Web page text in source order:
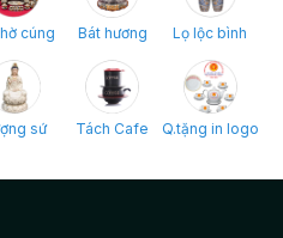
cúng Bát hương Lọ lộc bình
sứ Tách Cafe Q.tặng in logo